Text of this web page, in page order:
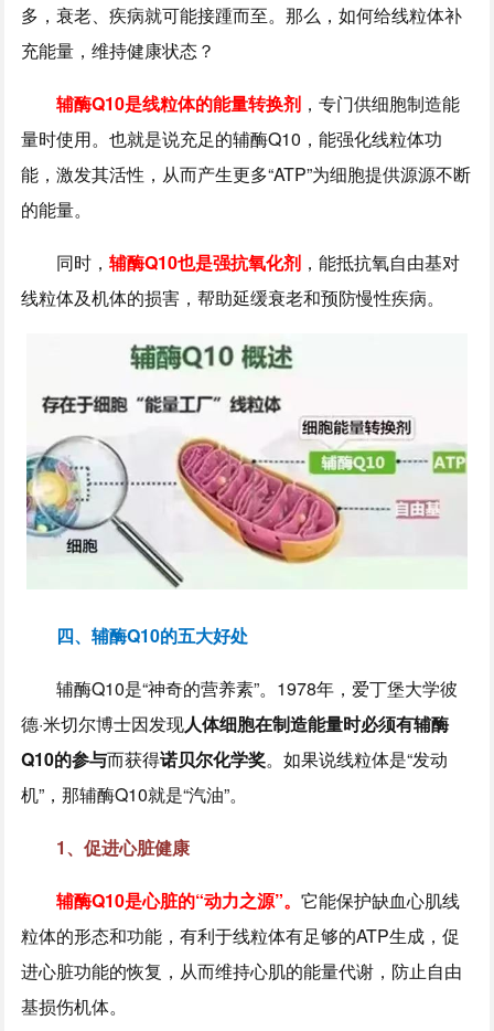
多，衰老、疾病就可能接踵而至。那么，如何给线粒体补
充能量，维持健康状态？
辅酶Q10是线粒体的能量转换剂 ，专门供细胞制造能
量时使用。也就是说充足的辅酶Q10，能强化线粒体功
能，激发其活性，从而产生更多“ATP”为细胞提供源源不断
的能量。
同时，辅酶Q10也是强抗氧化剂 ，能抵抗氧自由基对
线粒体及机体的损害，帮助延缓衰老和预防慢性疾病。
四、辅酶Q10的五大好处
辅酶Q10是“神奇的营养素”。1978年，爱丁堡大学彼
德·米切尔博士因发现人体细胞在制造能量时必须有辅酶
Q10的参与而获得诺贝尔化学奖。如果说线粒体是“发动
机”，那辅酶Q10就是“汽油”。
1、促进心脏健康
辅酶Q10是心脏的“动力之源”。它能保护缺血心肌线
粒体的形态和功能，有利于线粒体有足够的ATP生成，促
进心脏功能的恢复，从而维持心肌的能量代谢，防止自由
基损伤机体。